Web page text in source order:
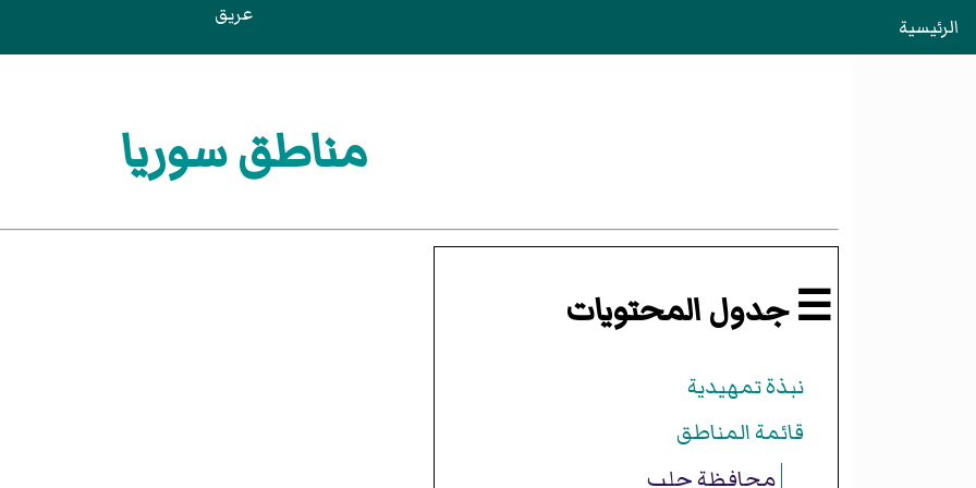
الرئيسية عريق
مناطق سوريا
☰ جدول المحتويات
نبذة تمهيدية
قائمة المناطق
محافظة حلب